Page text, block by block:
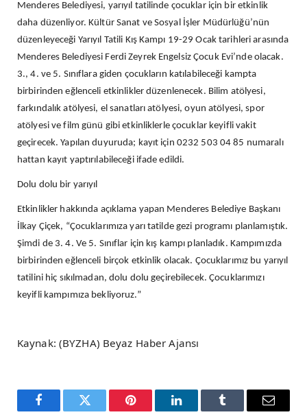
Menderes Belediyesi, yarıyıl tatilinde çocuklar için bir etkinlik
daha düzenliyor. Kültür Sanat ve Sosyal İşler Müdürlüğü’nün
düzenleyeceği Yarıyıl Tatili Kış Kampı 19-29 Ocak tarihleri arasında
Menderes Belediyesi Ferdi Zeyrek Engelsiz Çocuk Evi’nde olacak.
3., 4. ve 5. Sınıflara giden çocukların katılabileceği kampta
birbirinden eğlenceli etkinlikler düzenlenecek. Bilim atölyesi,
farkındalık atölyesi, el sanatları atölyesi, oyun atölyesi, spor
atölyesi ve film günü gibi etkinliklerle çocuklar keyifli vakit
geçirecek. Yapılan duyuruda; kayıt için 0232 503 04 85 numaralı
hattan kayıt yaptırılabileceği ifade edildi.
Dolu dolu bir yarıyıl
Etkinlikler hakkında açıklama yapan Menderes Belediye Başkanı
İlkay Çiçek, “Çocuklarımıza yarı tatilde gezi programı planlamıştık.
Şimdi de 3. 4. Ve 5. Sınıflar için kış kampı planladık. Kampımızda
birbirinden eğlenceli birçok etkinlik olacak. Çocuklarımız bu yarıyıl
tatilini hiç sıkılmadan, dolu dolu geçirebilecek. Çocuklarımızı
keyifli kampımıza bekliyoruz.”
Kaynak: (BYZHA) Beyaz Haber Ajansı
FacebookTwitter Pinterest LinkedInTumblr Email